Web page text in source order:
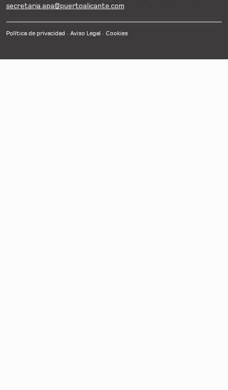
secretaria.apa@puertoalicante.com
Política de privacidad Aviso Legal Cookies